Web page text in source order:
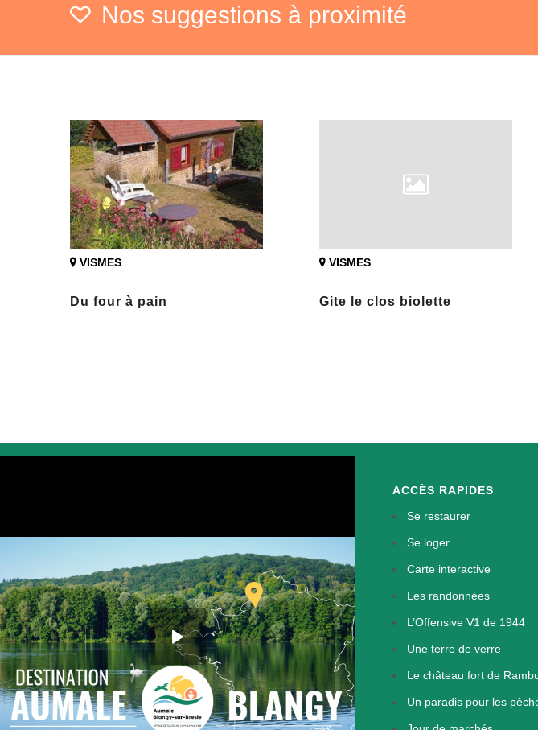
Nos suggestions à proximité
VISMES
Du four à pain
VISMES
Gite le clos biolette
ACCÈS RAPIDES
Se restaurer
Se loger
Carte interactive
Les randonnées
L’Offensive V1 de 1944
Une terre de verre
Le château fort de
Un paradis pour les